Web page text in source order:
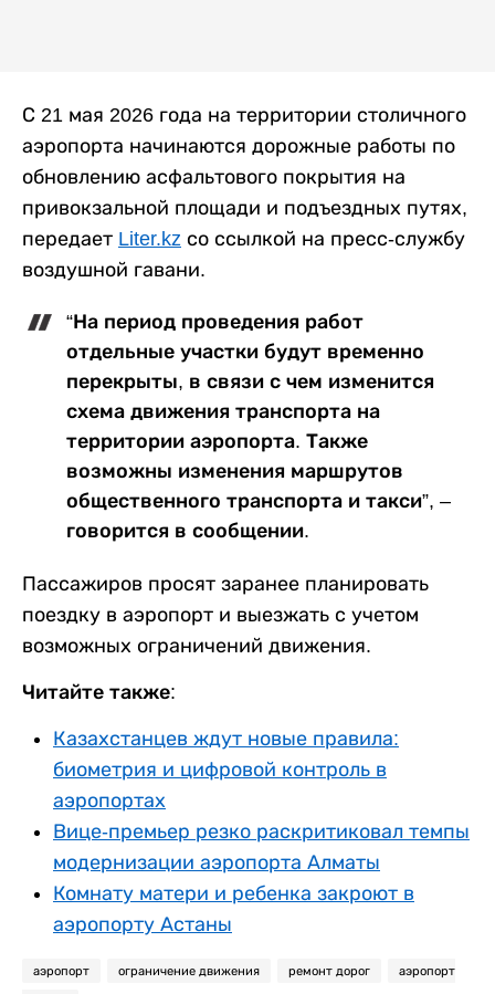
С 21 мая 2026 года на территории столичного
аэропорта начинаются дорожные работы по
обновлению асфальтового покрытия на
привокзальной площади и подъездных путях,
передает Liter.kz со ссылкой на пресс-службу
воздушной гавани.
“На период проведения работ
отдельные участки будут временно
перекрыты, в связи с чем изменится
схема движения транспорта на
территории аэропорта. Также
возможны изменения маршрутов
общественного транспорта и такси”, –
говорится в сообщении.
Пассажиров просят заранее планировать
поездку в аэропорт и выезжать с учетом
возможных ограничений движения.
Читайте также:
Казахстанцев ждут новые правила:
биометрия и цифровой контроль в
аэропортах
Вице-премьер резко раскритиковал темпы
модернизации аэропорта Алматы
Комнату матери и ребенка закроют в
аэропорту Астаны
аэропорт ограничение движения ремонт дорог аэропорт